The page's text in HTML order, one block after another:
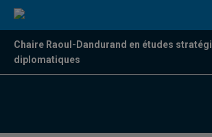
Chaire Raoul-Dandurand en études
diplomatiques